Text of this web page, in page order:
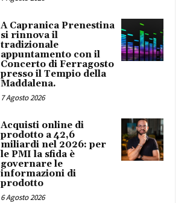
A Capranica Prenestina
si rinnova il
tradizionale
appuntamento con il
Concerto di Ferragosto
presso il Tempio della
Maddalena.
7 Agosto 2026
Acquisti online di
prodotto a 42,6
miliardi nel 2026: per
le PMI la sfida è
governare le
informazioni di
prodotto
6 Agosto 2026